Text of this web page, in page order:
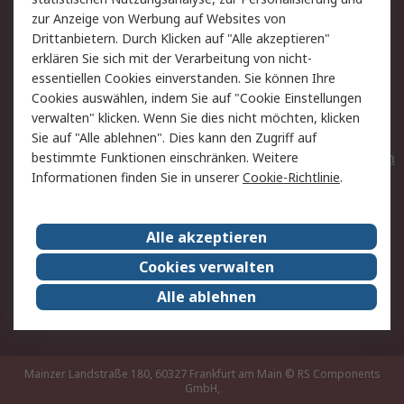
Hilfe
Privatkunden
Rechtliches
AGB
Datenschutz
Cookie-Richtlinie
Zahlungsbedingungen
Copyright/Impressum
Entsorgung
Elektrogeräte/Batterien
RS weltweit
Karriere bei RS
Nachhaltigkeit
Qualität/Umwelt/ZertifikatePresse-Center
Event-Center
Mainzer Landstraße 180, 60327 Frankfurt am Main © RS Components
GmbH,
zur Anzeige von Werbung auf Websites von
Drittanbietern. Durch Klicken auf "Alle akzeptieren"
erklären Sie sich mit der Verarbeitung von nicht-
essentiellen Cookies einverstanden. Sie können Ihre
Cookies auswählen, indem Sie auf "Cookie Einstellungen
verwalten" klicken. Wenn Sie dies nicht möchten, klicken
Sie auf "Alle ablehnen". Dies kann den Zugriff auf
bestimmte Funktionen einschränken. Weitere
Informationen finden Sie in unsererCookie-Richtlinie.
Alle akzeptieren
Cookies verwalten
Alle ablehnen